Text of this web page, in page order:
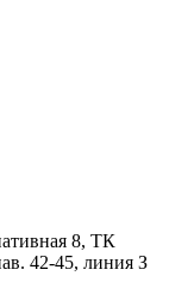
8, ТК
42-45, линия З